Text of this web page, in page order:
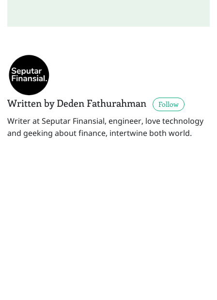
Written by Deden Fathurahman Follow
Writer at Seputar Finansial, engineer, love technology
and geeking about finance, intertwine both world.